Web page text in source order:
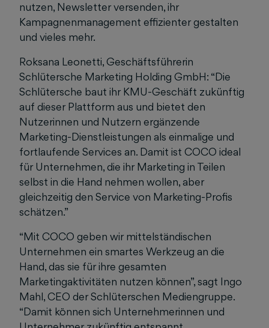
nutzen, Newsletter versenden, ihr
Kampagnenmanagement effizienter gestalten
und vieles mehr.
Roksana Leonetti, Geschäftsführerin
Schlütersche Marketing Holding GmbH: “Die
Schlütersche baut ihr KMU-Geschäft zukünftig
auf dieser Plattform aus und bietet den
Nutzerinnen und Nutzern ergänzende
Marketing-Dienstleistungen als einmalige und
fortlaufende Services an. Damit ist COCO ideal
für Unternehmen, die ihr Marketing in Teilen
selbst in die Hand nehmen wollen, aber
gleichzeitig den Service von Marketing-Profis
schätzen.”
“Mit COCO geben wir mittelständischen
Unternehmen ein smartes Werkzeug an die
Hand, das sie für ihre gesamten
Marketingaktivitäten nutzen können”, sagt Ingo
Mahl, CEO der Schlüterschen Mediengruppe.
“Damit können sich Unternehmerinnen und